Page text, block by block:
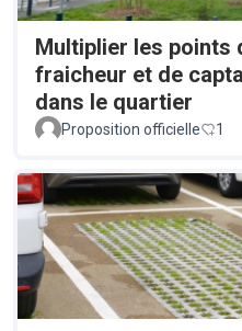
Multiplier les points
fraicheur et de
dans le quartier
Proposition officielle 1